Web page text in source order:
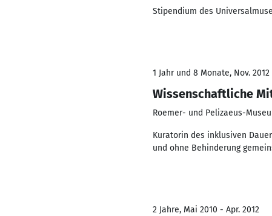
Stipendium des
1 Jahr und 8 Monate, Nov. 2012
Wissenschaftliche
Roemer- und Pelizaeus-
Kuratorin des inklusiven
und ohne Behinderung
2 Jahre, Mai 2010 - Apr. 2012